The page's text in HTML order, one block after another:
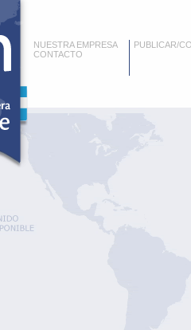
NUESTRA EMPRESA
CONTACTO
PUBLICAR/